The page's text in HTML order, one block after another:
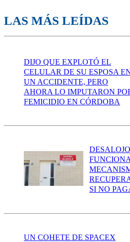
LAS MÁS LEÍDAS
DIJO QUE EXPLOTÓ EL
CELULAR DE SU ESPOSA
UN ACCIDENTE, PERO
AHORA LO IMPUTARON
FEMICIDIO EN CÓRDOBA
SI NO
UN COHETE DE SPACEX